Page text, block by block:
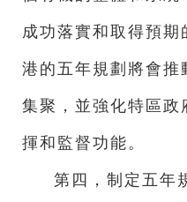
成功落實和取得預期
港的五年規劃將會推
集聚，並強化特區政
揮和監督功能。
第四，制定五年